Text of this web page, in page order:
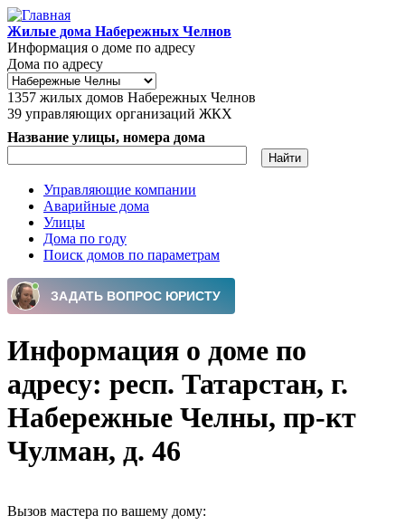
Перейти к основному содержанию
Жилые дома Набережных Челнов
Информация о доме по адресу
Дома по адресу
1357 жилых домов Набережных Челнов
39 управляющих организаций ЖКХ
Название улицы, номера дома
Главное меню
Управляющие компании
Аварийные дома
Улицы
Дома по году
Поиск домов по параметрам
Информация о доме по
адресу: респ. Татарстан, г.
Набережные Челны, пр-кт
Чулман, д. 46
Вызов мастера по вашему дому: